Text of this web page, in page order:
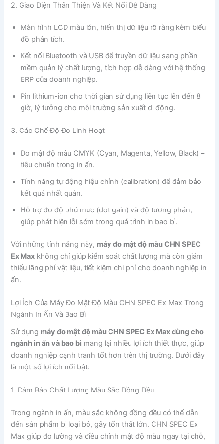
2. Giao Diện Thân Thiện Và Kết Nối Dễ Dàng
Màn hình LCD màu lớn, hiển thị dữ liệu rõ ràng kèm biểu
đồ phân tích.
Kết nối Bluetooth và USB để truyền dữ liệu sang phần
mềm quản lý chất lượng, tích hợp dễ dàng với hệ thống
ERP của doanh nghiệp.
Pin lithium-ion cho thời gian sử dụng liên tục lên đến 8
giờ, lý tưởng cho môi trường sản xuất di động.
3. Các Chế Độ Đo Linh Hoạt
Đo mật độ màu CMYK (Cyan, Magenta, Yellow, Black) –
tiêu chuẩn trong in ấn.
Tính năng tự động hiệu chỉnh (calibration) để đảm bảo
kết quả nhất quán.
Hỗ trợ đo độ phủ mực (dot gain) và độ tương phản,
giúp phát hiện lỗi sớm trong quá trình in bao bì.
Với những tính năng này, máy đo mật độ màu CHN SPEC
Ex Max không chỉ giúp kiểm soát chất lượng mà còn giảm
thiểu lãng phí vật liệu, tiết kiệm chi phí cho doanh nghiệp in
ấn.
Lợi Ích Của Máy Đo Mật Độ Màu CHN SPEC Ex Max Trong
Ngành In Ấn Và Bao Bì
Sử dụng máy đo mật độ màu CHN SPEC Ex Max dùng cho
ngành in ấn và bao bì mang lại nhiều lợi ích thiết thực, giúp
doanh nghiệp cạnh tranh tốt hơn trên thị trường. Dưới đây
là một số lợi ích nổi bật:
1. Đảm Bảo Chất Lượng Màu Sắc Đồng Đều
Trong ngành in ấn, màu sắc không đồng đều có thể dẫn
đến sản phẩm bị loại bỏ, gây tổn thất lớn. CHN SPEC Ex
Max giúp đo lường và điều chỉnh mật độ màu ngay tại chỗ,